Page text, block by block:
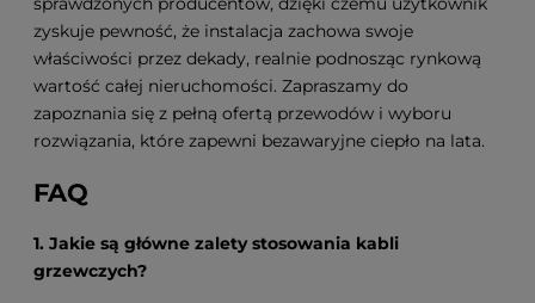
zyskuje pewność, że instalacja zachowa swoje
właściwości przez dekady, realnie podnosząc rynkową
wartość całej nieruchomości. Zapraszamy do
zapoznania się z pełną ofertą przewodów i wyboru
rozwiązania, które zapewni bezawaryjne ciepło na lata.
FAQ
1. Jakie są główne zalety stosowania kabli
grzewczych?